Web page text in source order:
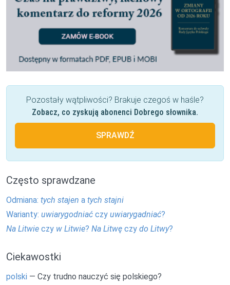
Pozostały wątpliwości? Brakuje czegoś w haśle?
Zobacz, co zyskują abonenci Dobrego słownika.
SPRAWDŹ
Często sprawdzane
Odmiana: tych stajen a tych stajni
Warianty: uwiarygodniać czy uwiarygadniać?
Na Litwie czy w Litwie? Na Litwę czy do Litwy?
Ciekawostki
polski — Czy trudno nauczyć się polskiego?